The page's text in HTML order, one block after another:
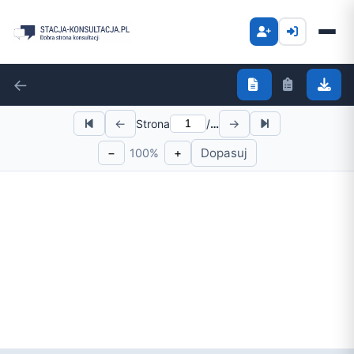
←
← Strona /…
→
−
100% + Dopasuj